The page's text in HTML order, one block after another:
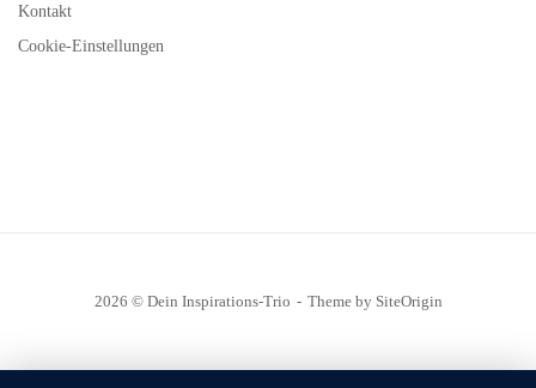
Kontakt
Cookie-Einstellungen
2026 © Dein Inspirations-Trio Theme by SiteOrigin